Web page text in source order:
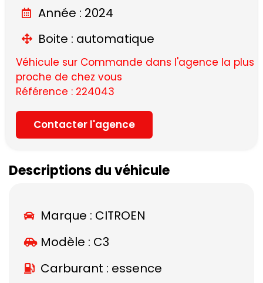
Année : 2024
Boite : automatique
Véhicule sur Commande dans l'agence la plus
proche de chez vous
Référence : 224043
Contacter l'agence
Descriptions du véhicule
Marque : CITROEN
Modèle : C3
Carburant : essence